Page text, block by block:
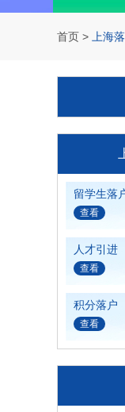
首页 > 上海
留学生落
查看
人才引进
查看
积分落户
查看